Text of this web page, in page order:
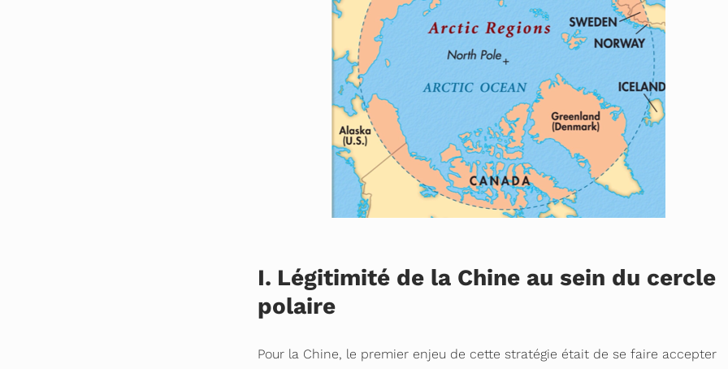
I. Légitimité de la Chine au sein du cercle
polaire
Pour la Chine, le premier enjeu de cette stratégie était de se faire accepter